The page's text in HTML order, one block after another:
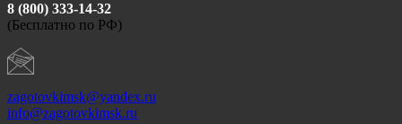
8 (800) 333-14-32
(Бесплатно по РФ)
zagotovkimsk@yandex.ru
info@zagotovkimsk.ru